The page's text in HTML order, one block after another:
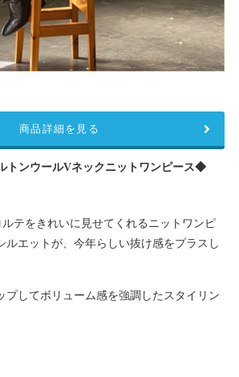
トンウールVネックニットワンピース◆
テをきれいに見せてくれるニットワンピ
ルエットが、今年らしい抜け感をプラスし
プしてボリューム感を強調したスタイリン
商品詳細を見る